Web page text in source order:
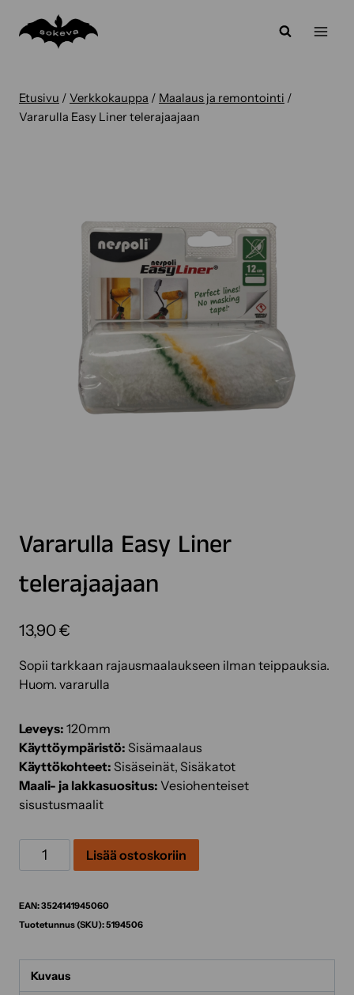
sisältöön
Etusivu / Verkkokauppa / Maalaus ja remontointi /
Vararulla Easy Liner telerajaajaan
Vararulla Easy Liner
telerajaajaan
13,90€
Sopii tarkkaan rajausmaalaukseen ilman teippauksia.
Huom. vararulla
Leveys: 120mm
Käyttöympäristö: Sisämaalaus
Käyttökohteet: Sisäseinät, Sisäkatot
Maali- ja lakkasuositus: Vesiohenteiset
sisustusmaalit
Vararulla
Easy
telerajaajaan
määrä
Lisää ostoskoriin
EAN:3524141945060
Tuotetunnus (SKU):5194506
Kuvaus